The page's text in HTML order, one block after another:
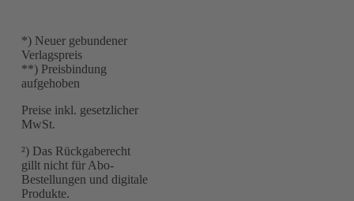
*) Neuer gebundener
Verlagspreis
**) Preisbindung
aufgehoben
Preise inkl. gesetzlicher
MwSt.
²) Das Rückgaberecht
gillt nicht für Abo-
Bestellungen und digitale
Produkte.